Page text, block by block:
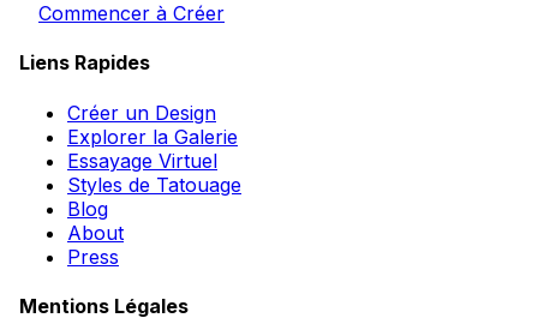
Commencer à Créer
Liens Rapides
Créer un Design
Explorer la Galerie
Essayage Virtuel
Styles de Tatouage
Blog
About
Press
Mentions Légales